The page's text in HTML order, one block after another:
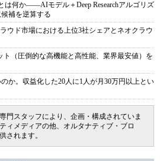
は何か――AIモデル＋Deep Researchアルゴリズ
補を逆算する
ウド市場における上位3社シェアとネオクラウ
ト（圧倒的な高機能と高性能、業界最安値）を
か。収益化した20人に1人が月30万円以上とい
門スタッフにより、企画・構成されていま
ィメディアの他、オルタナティブ・ブロ
されます。